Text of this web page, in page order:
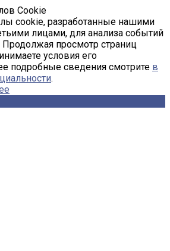
Cookie
cookie, разработанные нашими
лицами, для анализа событий
просмотр страниц
условия его
подробные сведения смотрите в
.